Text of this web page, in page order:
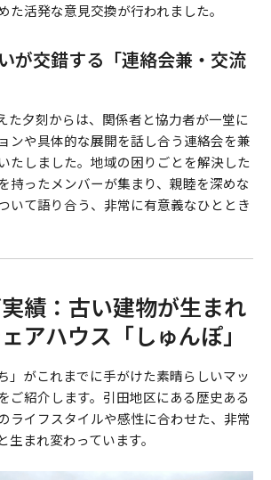
た活発な意見交換が行われました。
が交錯する「連絡会兼・交流
た夕刻からは、関係者と協力者が一堂に
ンや具体的な展開を話し合う連絡会を兼
たしました。地域の困りごとを解決した
持ったメンバーが集まり、親睦を深めな
いて語り合う、非常に有意義なひととき
績：古い建物が生まれ
アハウス「しゅんぽ」
」がこれまでに手がけた素晴らしいマッ
ご紹介します。引田地区にある歴史ある
ライフスタイルや感性に合わせた、非常
生まれ変わっています。